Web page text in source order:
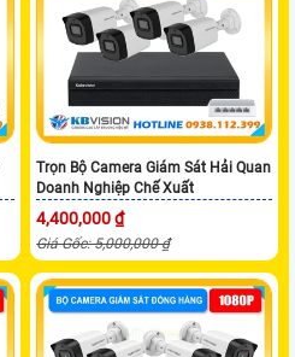
Trọn Bộ Camera Giám Sát Hải Quan
Doanh Nghiệp Chế Xuất
4,400,000 ₫
Giá Gốc: 5,000,000 ₫